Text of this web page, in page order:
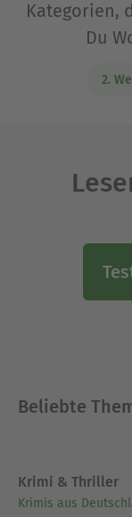
Kategorien,
Du
2.
Beliebte
Krimi & Thriller
Krimis aus